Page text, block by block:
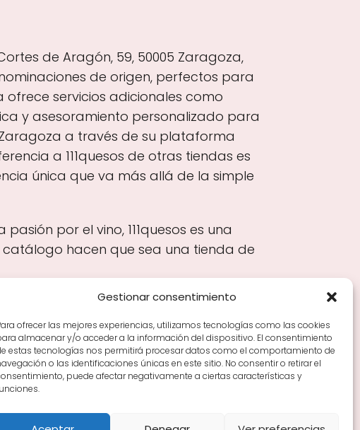
Gestionar consentimiento
ofrecer las mejores experiencias, utilizamos tecnologías como las cookies
almacenar y/o acceder a la información del dispositivo. El consentimiento
estas tecnologías nos permitirá procesar datos como el comportamiento de
o las identificaciones únicas en este sitio. No consentir o retirar el
puede afectar negativamente a ciertas características y
de Aragón, 59, 50005 Zaragoza,
de origen, perfectos para
servicios adicionales como
y asesoramiento personalizado para
a través de su plataforma
a 111quesos de otras tiendas es
única que va más allá de la simple
por el vino, 111quesos es una
hacen que sea una tienda de
mesa Tiendas de vino por ciudades
Tipos de Rioja y
viñedo en Rioja Vino Rioja para empezar
Zonas de Rioja y